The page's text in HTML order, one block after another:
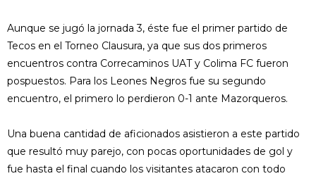
Aunque se jugó la jornada 3, éste fue el primer partido de
Tecos en el Torneo Clausura, ya que sus dos primeros
encuentros contra Correcaminos UAT y Colima FC fueron
pospuestos. Para los Leones Negros fue su segundo
encuentro, el primero lo perdieron 0-1 ante Mazorqueros.
Una buena cantidad de aficionados asistieron a este partido
que resultó muy parejo, con pocas oportunidades de gol y
fue hasta el final cuando los visitantes atacaron con todo